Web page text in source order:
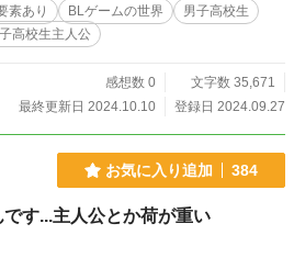
素あり BLゲームの世界
男子高校生
高校生主人公
感想数 0
文字数 35,671
最終更新日 2024.10.10
登録日 2024.09.27
お気に入り追加 384
す...主人公とか荷が重い